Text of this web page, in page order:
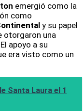
emergió como la
como
y su papel
otorgaron una
apoyo a su
era visto como un
Santa Laura el 1